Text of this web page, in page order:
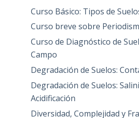
Curso Básico: Tipos de
Curso breve sobre
Curso de Diagnóstico de
Campo
Degradación de Suelos:
Degradación de Suelos:
Acidificación
Diversidad, Complejidad y